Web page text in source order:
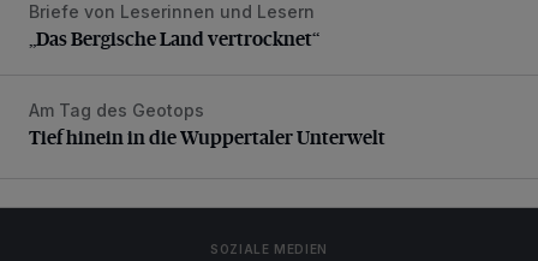
„Das Bergische Land vertrocknet“
Briefe von Leserinnen und Lesern
„Das Bergische Land vertrocknet“
Tief hinein in die Wuppertaler Unterwelt
Am Tag des Geotops
Tief hinein in die Wuppertaler Unterwelt
SOZIALE MEDIEN